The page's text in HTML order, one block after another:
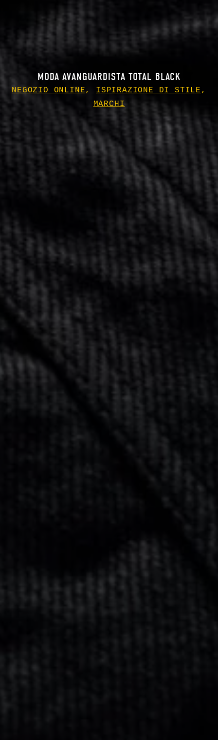
MODA AVANGUARDISTA TOTAL BLACK
NEGOZIO ONLINE, ISPIRAZIONE DI STILE ,
MARCHI